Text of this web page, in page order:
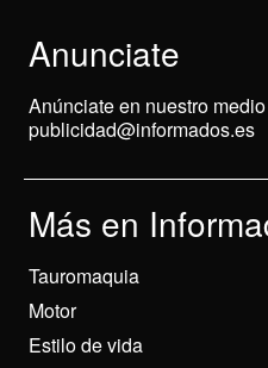
Anunciate
Anúnciate en nuestro medio
publicidad@informados.es
Más en
Tauromaquia
Motor
Estilo de vida